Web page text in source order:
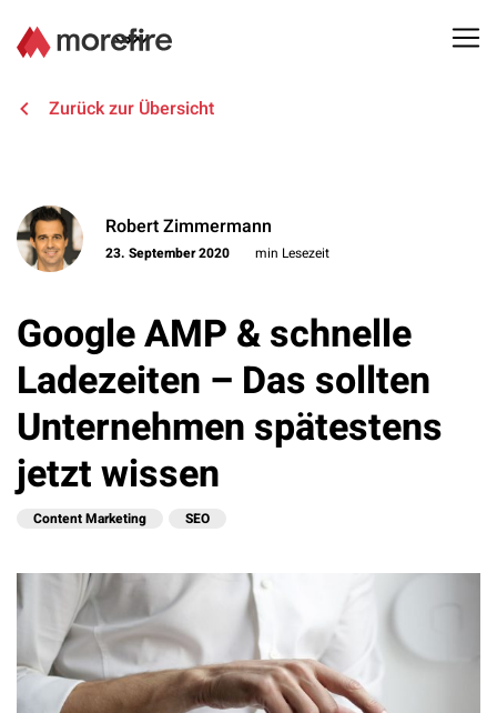
Lösungen
Über uns
Newsletter
Kontakt
Zurück zur Übersicht
Robert Zimmermann
23. September 2020 min Lesezeit
Google AMP & schnelle
Ladezeiten – Das sollten
Unternehmen spätestens
jetzt wissen
Content Marketing SEO